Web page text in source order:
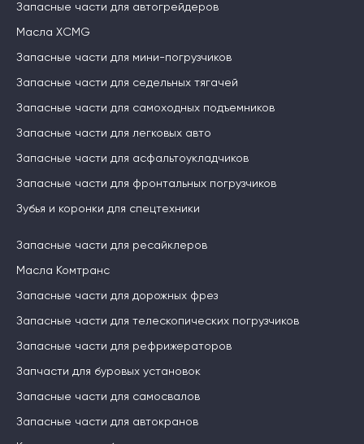
Запасные части для автогрейдеров
Масла XCMG
Запасные части для мини-погрузчиков
Запасные части для седельных тягачей
Запасные части для самоходных подъемников
Запасные части для легковых авто
Запасные части для асфальтоукладчиков
Запасные части для фронтальных погрузчиков
Зубья и коронки для спецтехники
Запасные части для ресайклеров
Масла Комтранс
Запасные части для дорожных фрез
Запасные части для телескопических погрузчиков
Запасные части для рефрижераторов
Запчасти для буровых установок
Запасные части для самосвалов
Запасные части для автокранов